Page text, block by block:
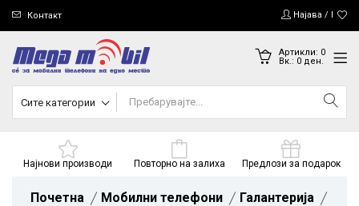
Контакт Најава /
Артикли: 0
Вк.: 0ден.
Сите категории
Најнови производи Повторно на залиха Предлози за подарок
Почетна Мобилни телефони
Галантерија